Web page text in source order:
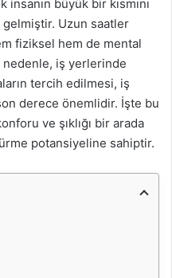
büyük bir kısmını
Uzun saatler
fiziksel hem de mental
iş yerlerinde
tercih edilmesi, iş
derece önemlidir. İşte bu
ve şıklığı bir arada
potansiyeline sahiptir.